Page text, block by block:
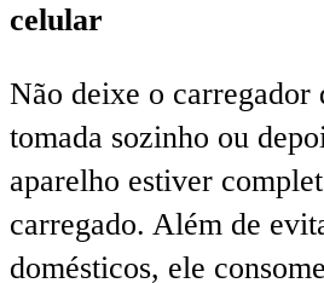
celular
Não deixe o carregador
tomada sozinho ou
aparelho estiver
carregado. Além de
domésticos, ele